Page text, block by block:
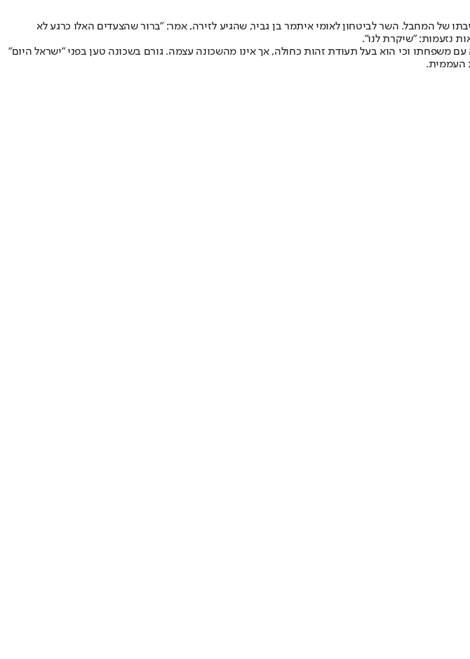
של המחבל. השר לביטחון לאומי איתמר בן גביר, שהגיע לזירה, אמר: "ברור שהצעדים האלו כרגע לא
נזעמות: "שיקרת לנו".
בשכונה עם משפחתו וכי הוא בעל תעודת זהות כחולה, אך אינו מהשכונה עצמה. גורם בשכונה טען בפני "ישראל היום"
העממית.